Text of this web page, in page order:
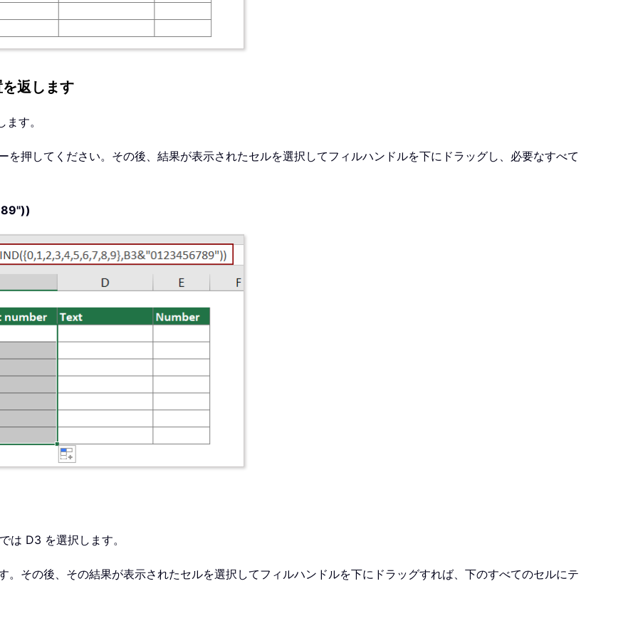
返します
す。
を押してください。その後、結果が表示されたセルを選択してフィルハンドルを下にドラッグし、必要なすべて
は D3 を選択します。
。その後、その結果が表示されたセルを選択してフィルハンドルを下にドラッグすれば、下のすべてのセルにテ